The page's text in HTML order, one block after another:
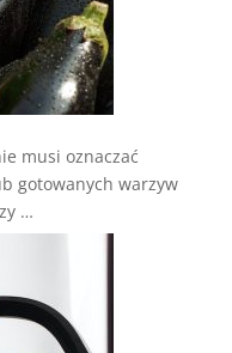
musi oznaczać
gotowanych warzyw
…